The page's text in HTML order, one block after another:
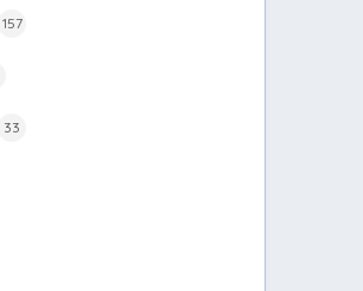
157
33